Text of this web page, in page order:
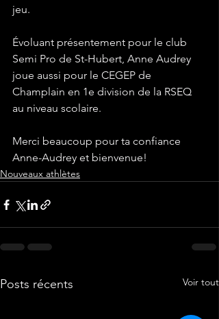
jeu.
Évoluant présentement pour le club
Semi Pro de St-Hubert, Anne Audrey
joue aussi pour le CEGEP de
Champlain en 1e division de la RSEQ
au niveau scolaire.
Merci beaucoup pour ta confiance
Anne-Audrey et bienvenue!
Nouveaux athlètes
Posts récents Voir tout